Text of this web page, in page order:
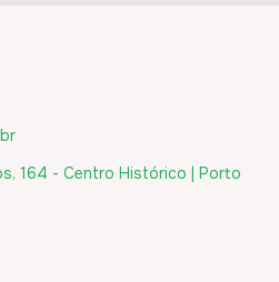
164 - Centro Histórico | Porto